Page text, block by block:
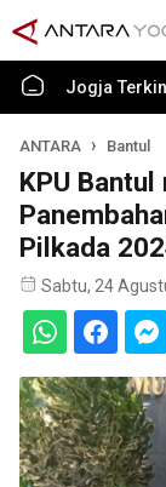
Jogja
ANTARA Bantul
KPU Bantul
Pilkada
Sabtu, 24